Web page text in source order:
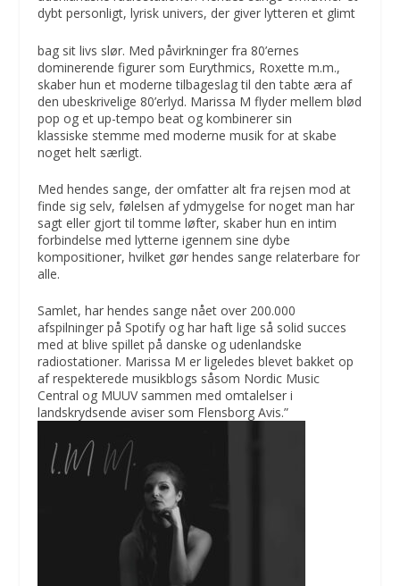
dybt personligt, lyrisk univers, der giver lytteren et glimt
bag sit livs slør. Med påvirkninger fra 80’ernes
dominerende figurer som Eurythmics, Roxette m.m.,
skaber hun et moderne tilbageslag til den tabte æra af
den ubeskrivelige 80’erlyd. Marissa M flyder mellem blød
pop og et up-tempo beat og kombinerer sin
klassiske stemme med moderne musik for at skabe
noget helt særligt.
Med hendes sange, der omfatter alt fra rejsen mod at
finde sig selv, følelsen af ydmygelse for noget man har
sagt eller gjort til tomme løfter, skaber hun en intim
forbindelse med lytterne igennem sine dybe
kompositioner, hvilket gør hendes sange relaterbare for
alle.
Samlet, har hendes sange nået over 200.000
afspilninger på Spotify og har haft lige så solid succes
med at blive spillet på danske og udenlandske
radiostationer. Marissa M er ligeledes blevet bakket op
af respekterede musikblogs såsom Nordic Music
Central og MUUV sammen med omtalelser i
landskrydsende aviser som Flensborg Avis.”